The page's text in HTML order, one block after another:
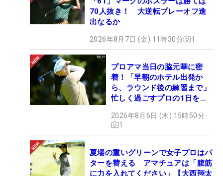
70人抜き！ 大逆転プレーオフ進
出なるか
2026年8月7日 (金) 11時30分 1
プロアマ当日の脇元華に密
着！「早朝のホテル出発か
ら、ラウンド後の練習まで」
忙しく過ごすプロの1日を公
2026年8月6日 (木) 15時50分
1
夏場の重いグリーンで女子プロはパ
ターを替える アマチュアは「腹筋
に力を入れてください」【大西翔太